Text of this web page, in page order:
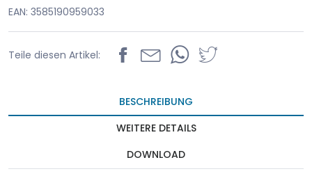
EAN: 3585190959033
Teile diesen Artikel:
BESCHREIBUNG
WEITERE DETAILS
DOWNLOAD